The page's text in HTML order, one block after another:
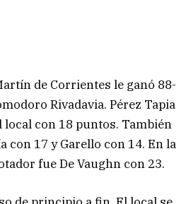
de Corrientes le ganó 88-
Rivadavia. Pérez Tapia
local con 18 puntos. También
con 17 y Garello con 14. En la
fue De Vaughn con 23.